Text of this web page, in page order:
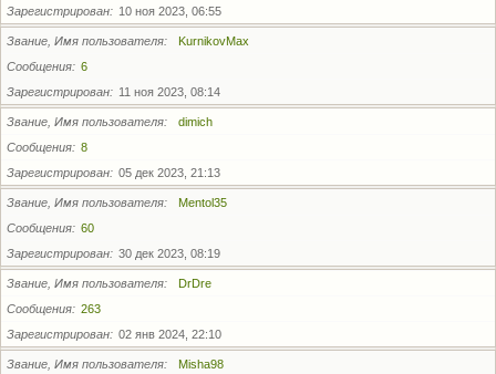
Зарегистрирован
10 ноя 2023, 06:55
Звание, Имя пользователя
KurnikovMax
Сообщения
6
Зарегистрирован
11 ноя 2023, 08:14
Звание, Имя пользователя
dimich
Сообщения
8
Зарегистрирован
05 дек 2023, 21:13
Звание, Имя пользователя
Mentol35
Сообщения
60
Зарегистрирован
30 дек 2023, 08:19
Звание, Имя пользователя
DrDre
Сообщения
263
Зарегистрирован
02 янв 2024, 22:10
Звание, Имя пользователя
Misha98